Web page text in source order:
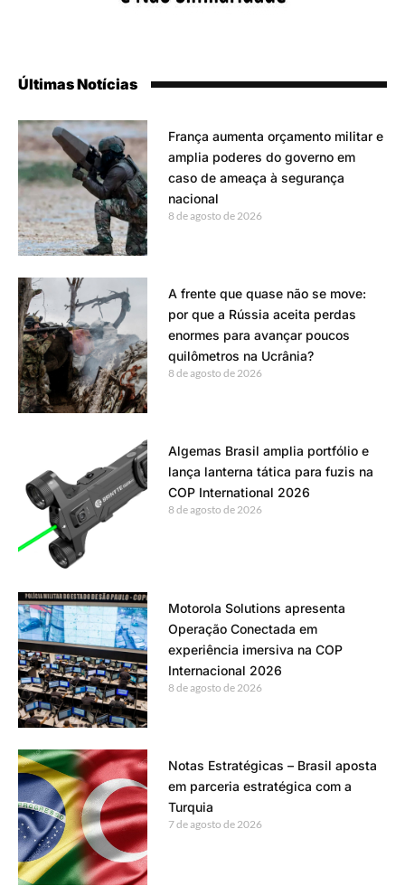
Últimas Notícias
França aumenta orçamento militar e
amplia poderes do governo em
caso de ameaça à segurança
nacional
8 de agosto de 2026
A frente que quase não se move:
por que a Rússia aceita perdas
enormes para avançar poucos
quilômetros na Ucrânia?
8 de agosto de 2026
Algemas Brasil amplia portfólio e
lança lanterna tática para fuzis na
COP International 2026
8 de agosto de 2026
Motorola Solutions apresenta
Operação Conectada em
experiência imersiva na COP
Internacional 2026
8 de agosto de 2026
Notas Estratégicas – Brasil aposta
em parceria estratégica com a
Turquia
7 de agosto de 2026